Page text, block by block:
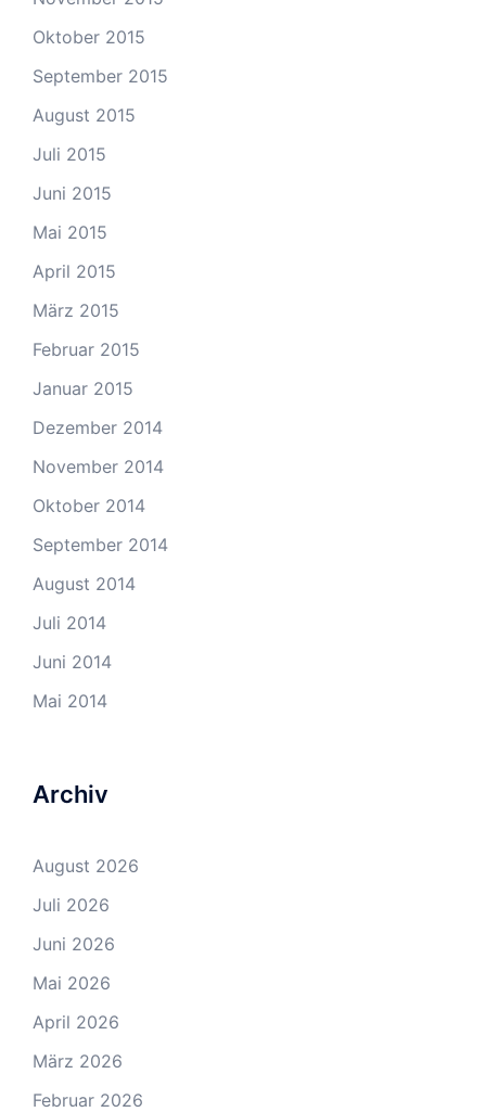
Oktober 2015
September 2015
August 2015
Juli 2015
Juni 2015
Mai 2015
April 2015
März 2015
Februar 2015
Januar 2015
Dezember 2014
November 2014
Oktober 2014
September 2014
August 2014
Juli 2014
Juni 2014
Mai 2014
Archiv
August 2026
Juli 2026
Juni 2026
Mai 2026
April 2026
März 2026
Februar 2026